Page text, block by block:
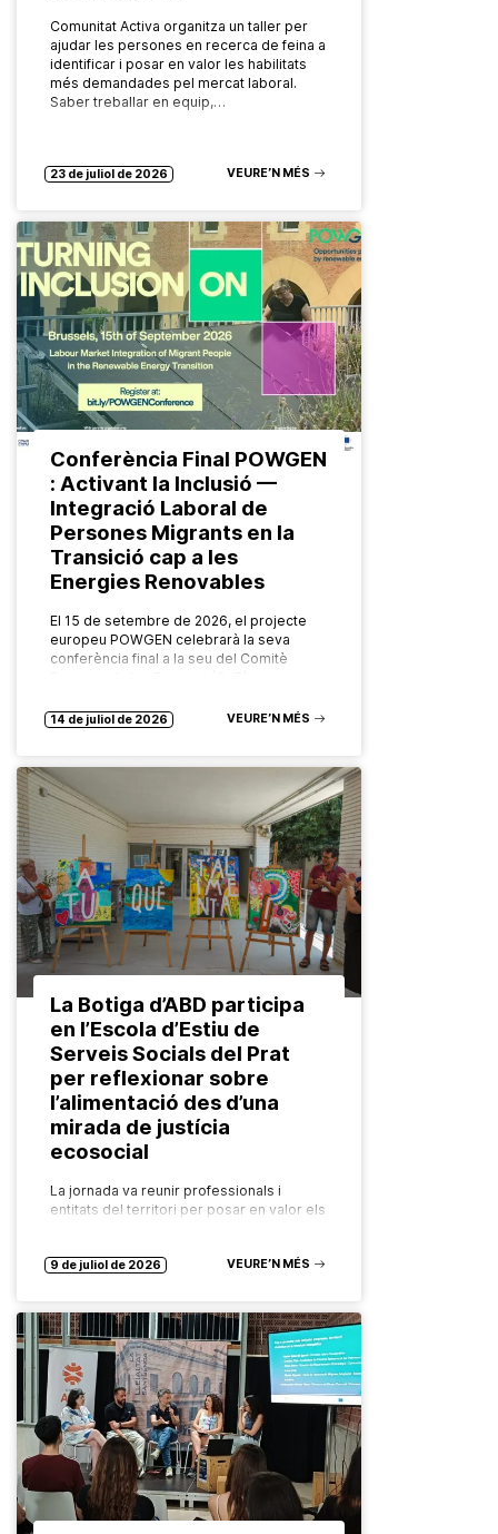
Comunitat Activa organitza un taller per
ajudar les persones en recerca de feina a
identificar i posar en valor les habilitats
més demandades pel mercat laboral.
Saber treballar en equip,…
23 de juliol de 2026 VEURE’N MÉS
Conferència Final POWGEN
: Activant la Inclusió —
Integració Laboral de
Persones Migrants en la
Transició cap a les
Energies Renovables
El 15 de setembre de 2026, el projecte
europeu POWGEN celebrarà la seva
conferència final a la seu del Comitè
14 de juliol de 2026 VEURE’N MÉS
La Botiga d’ABD participa
en l’Escola d’Estiu de
Serveis Socials del Prat
per reflexionar sobre
l’alimentació des d’una
mirada de justícia
ecosocial
La jornada va reunir professionals i
entitats del territori per posar en valor els
sostenible i accessible per a tothom.…
9 de juliol de 2026 VEURE’N MÉS